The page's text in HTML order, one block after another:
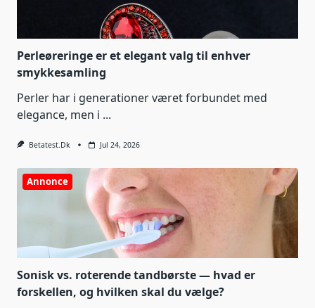
Perleøreringe er et elegant valg til enhver
smykkesamling
Perler har i generationer været forbundet med
elegance, men i ...
Betatest.dk Jul 24, 2026
Annonce
Sonisk vs. roterende tandbørste — hvad er
forskellen, og hvilken skal du vælge?